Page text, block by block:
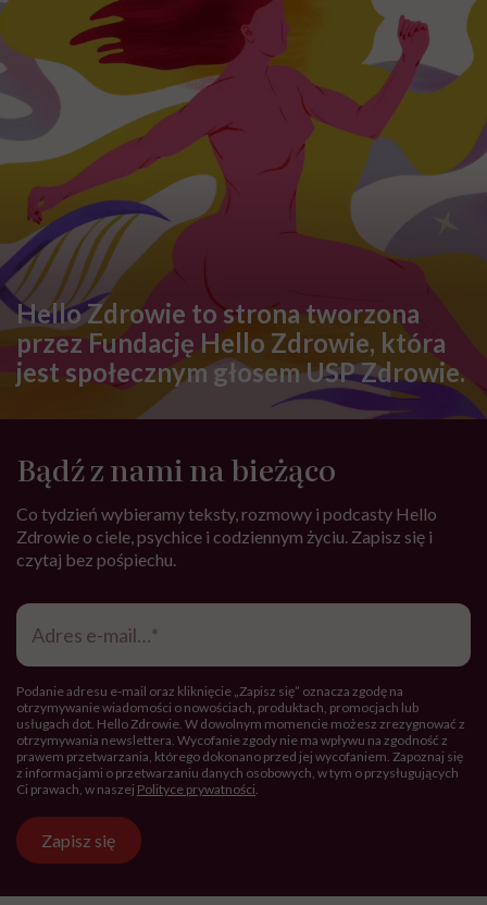
Hello Zdrowie to strona tworzona
przez Fundację Hello Zdrowie, która
jest społecznym głosem USP Zdrowie.
Bądź z nami na bieżąco
Co tydzień wybieramy teksty, rozmowy i podcasty Hello
Zdrowie o ciele, psychice i codziennym życiu. Zapisz się i
czytaj bez pośpiechu.
Adres
mail*
Podanie adresu e-mail oraz kliknięcie „Zapisz się” oznacza zgodę na
otrzymywanie wiadomości o nowościach, produktach, promocjach lub
usługach dot. Hello Zdrowie. W dowolnym momencie możesz zrezygnować z
otrzymywania newslettera. Wycofanie zgody nie ma wpływu na zgodność z
prawem przetwarzania, którego dokonano przed jej wycofaniem. Zapoznaj się
z informacjami o przetwarzaniu danych osobowych, w tym o przysługujących
Ci prawach, w naszej Polityce prywatności.
Zapisz się